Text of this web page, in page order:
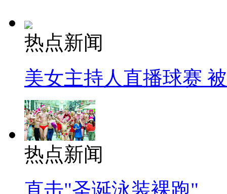
热点新闻
美女主持人直播球赛
热点新闻
直击"圣诞泳装裸跑"